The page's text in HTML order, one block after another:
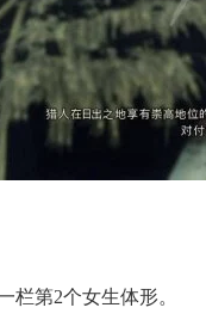
栏第2个女生体形。